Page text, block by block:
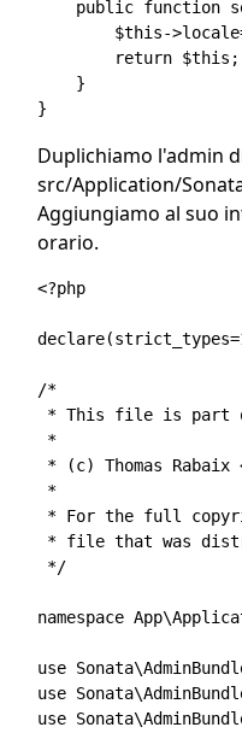
public function
$this-
        return $this;
    }
Duplichiamo l'admin
src/Application/
Aggiungiamo al suo
orario.
<?php
/*
* This file is part of
*
* (c) Thomas Rabaix
*
* For the full
* file that was
*/
namespace
use
use
use